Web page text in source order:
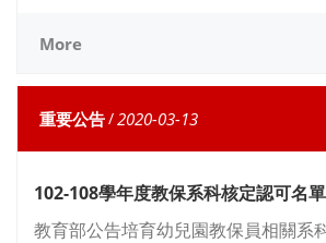
More
重要公告/2020-03-13
102-108學年度教保系科核定認可名單
教育部公告培育幼兒園教保員相關系